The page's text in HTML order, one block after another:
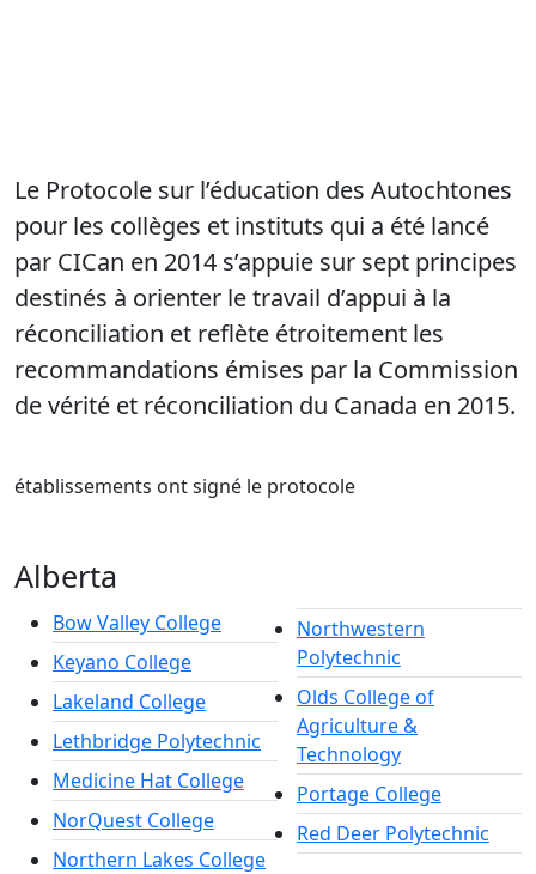
Le Protocole sur l’éducation des Autochtones
pour les collèges et instituts qui a été lancé
par CICan en 2014 s’appuie sur sept principes
destinés à orienter le travail d’appui à la
réconciliation et reflète étroitement les
recommandations émises par la Commission
de vérité et réconciliation du Canada en 2015.
établissements ont signé le protocole
Alberta
Bow Valley College
Keyano College
Lakeland College
Lethbridge Polytechnic
Medicine Hat College
NorQuest College
Northern Lakes College
Northwestern
Polytechnic
Olds College of
Agriculture &
Technology
Portage College
Red Deer Polytechnic